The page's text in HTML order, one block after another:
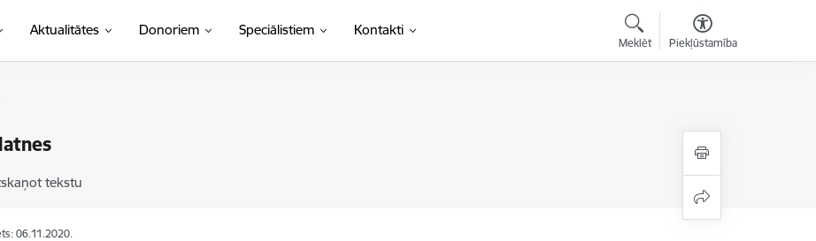
Aktualitātes Donoriem Speciālistiem Kontakti
Meklēt Piekļūstamība
tekstu
06.11.2020.